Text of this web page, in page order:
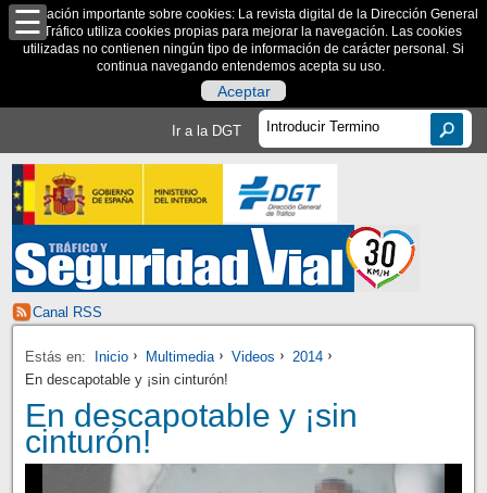
Información importante sobre cookies: La revista digital de la Dirección General
de Tráfico utiliza cookies propias para mejorar la navegación. Las cookies
utilizadas no contienen ningún tipo de información de carácter personal. Si
continua navegando entendemos acepta su uso.
Aceptar
Ir a la DGT
Canal RSS
Estás en: Inicio Multimedia Videos
2014
En descapotable y ¡sin cinturón!
En descapotable y ¡sin
cinturón!